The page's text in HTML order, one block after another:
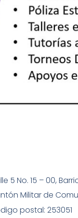
5 No. 15 – 00,
Militar de
postal: 253051